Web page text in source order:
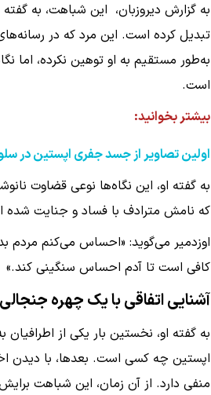
به گزارش دیروزبان، این شباهت، به
تبدیل کرده است. این مرد که در
به‌طور مستقیم به او توهین نکرده، اما
است.
بیشتر بخوانید:
اولین تصاویر از جسد جفری اپستین در
به گفته او، این نگاه‌ها نوعی قضاوت
که نامش مترادف با فساد و جنایت
اوزدمیر می‌گوید: «احساس می‌کنم مردم
کافی است تا آدم احساس سنگینی کند.»
آشنایی اتفاقی با یک چهره جنجالی
به گفته او، نخستین بار یکی از
اپستین چه کسی است. بعدها، با دیدن
منفی دارد. از آن زمان، این شباهت